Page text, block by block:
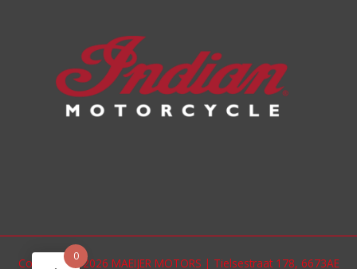
Copyright © 2026 MAEIJER MOTORS | Tielsestraat 178, 6673AE
0